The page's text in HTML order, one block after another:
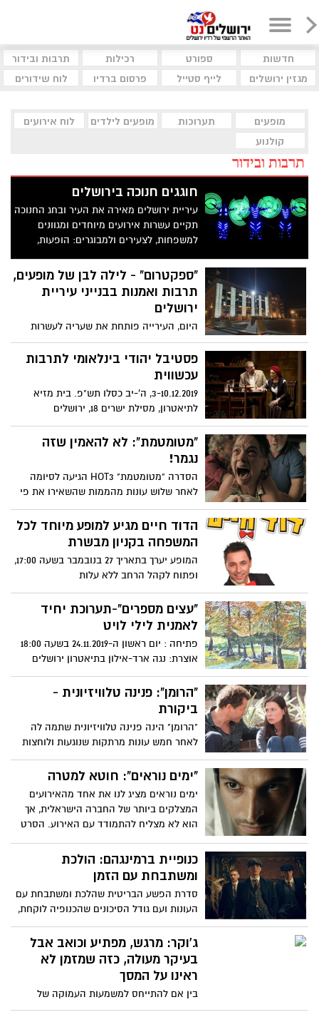
חדשות ספורט רכילות
תרבות ובידור
מגזין ירושלים
לייף סטייל פרסום ברדיו לוח שידורים
מופעים תערוכות מופעים לילדים
לוח אירועים
קולנוע
תרבות ובידור
חוגגים חנוכה בירושלים
עיריית ירושלים מאירה את העיר ובחג החנוכה
תקיים עשרות אירועים מיוחדים ומגוונים
למשפחות, לצעירים ולמבוגרים: הופעות,
הדלקת נרות, מסיבות חנוכה ועוד הפתעות.
"ספקטרום" - לילה לבן של מופעים,
תרבות ואמנות בבנייני עיריית
ירושלים
היום, העירייה פותחת את שעריה לעשרות
מופעים, סדנאות ומסיבות במיקומים
מפתיעים ומוכיחה שאפשר להפוך בעזרת
יצירתיות ותמיכה באמנות את אגף הארנונה
ואת החמ"ל העירוני למתחם מסיבות ענק
פסטיבל יהודי בינלאומי לתרבות
עכשווית
3-10.12.2019, ה'-יב כסלו תש"פ. בית מזיא
לתיאטרון, מסילת ישרים 18, ירושלים
"מטומטמת": לא להאמין שזה
נגמר!
הסדרה "מטומטמת" HOT3 הגיעה לסיומה
לאחר שלוש עונות מהממות שהשאירו את פי
פעור ואת ליבי מכווץ בכל פרק מחדש. סדרה
שהטמיעה בלקסיקון היומי של כולנו כמה
וכמה קללות שיהיה קשה לשטוף בסבון ובמים
כשבראש ובראשונה היא כמובן "מטומטמת".
אני לטובת כל אלה מאיתנו שלא ראו (לא ברור
לי למה) ולכן ההמלצה נטולת ספוילרים
הדוד חיים מגיע למופע מיוחד לכל
המשפחה בקניון מבשרת
המופע יערך בתאריך 27 בנובמבר בשעה 17:00,
ופתוח לקהל הרחב ללא עלות
"עצים מספרים"-תערוכת יחיד
לאמנית לילי לויט
פתיחה : יום ראשון ה-24.11.2019 בשעה 18:00
אוצרת: נגה ארד-אילון בתיאטרון ירושלים
"הרומן": פנינה טלוויזיונית -
ביקורת
"הרומן" הינה פנינה טלוויזיונית שתמה לה
לאחר חמש עונות מרתקות שנוגעות ולוחצות
על נקודות רגישות. הסדרה מביאה עימה
חידוש וריענון לסדרות רבות שמשחקות עם
לגרום לנו לערער על האמת ולחשוב, האם היא
בכלל רלוונטית? סדרה מומלצת מאוד. אל
חשש, ההמלצה נטולה ספוילרים
"ימים נוראים": חוטא למטרה
ימים נוראים מציג לנו את אחד מהאירועים
המצלקים ביותר של החברה הישראלית, אך
הוא לא מצליח להתמודד עם האירוע. הסרט
הז'אנר שלו והחיבור ליגאל עמיר וההגעה
הרבות מהסרט שמתיימר להיכנס לראשו של
עמיר
כנופיית ברמינגהם: הולכת
ומשתבחת עם הזמן
סדרת הפשע הבריטית שהלכת ומשתבחת עם
העונות ועם גודל הסיכונים שהכנופיה לוקחת,
היא סדרה טובה שמסמנת ברשימת הצ'ק
ליסט כמה וכמה וויים חשובים, אבל מגזימה
עם כמה וחוטאת במספר חטאים קטנים
ג'וקר: מרגש, מפתיע וכואב אבל
בעיקר מעולה, כזה שמזמן לא
ראינו על המסך
בין אם להתייחס למשמעות העמוקה של
הסרט כפי שהוא מציג, או בין להתייחס